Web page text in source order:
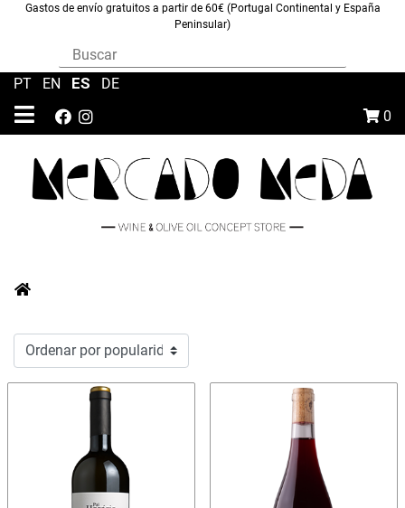
Gastos de envío gratuitos a partir de 60€ (Portugal Continental y España
Peninsular)
0
PT EN ES DE